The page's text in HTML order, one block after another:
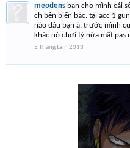
meodens bạn cho mình cái
ch bên biển bắc. tại acc 1
nào đâu bạn à. trước mình
khác nó chơi tý nữa mất pas
5 Tháng tám 2013